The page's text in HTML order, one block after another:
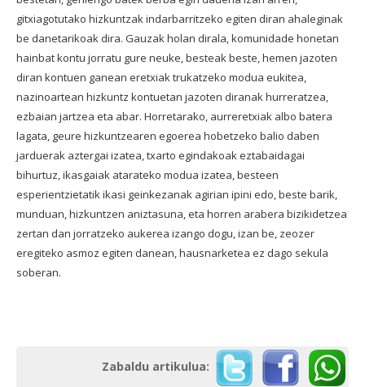
BEREZIAK
ARGAZKIAK
... AUKERA GEHIAGO
gitxiagotutako hizkuntzak indarbarritzeko egiten diran ahaleginak
be danetarikoak dira. Gauzak holan dirala, komunidade honetan
hainbat kontu jorratu gure neuke, besteak beste, hemen jazoten
diran kontuen ganean eretxiak trukatzeko modua eukitea,
nazinoartean hizkuntz kontuetan jazoten diranak hurreratzea,
ezbaian jartzea eta abar. Horretarako, aurreretxiak albo batera
lagata, geure hizkuntzearen egoerea hobetzeko balio daben
jarduerak aztergai izatea, txarto egindakoak eztabaidagai
bihurtuz, ikasgaiak atarateko modua izatea, besteen
esperientzietatik ikasi geinkezanak agirian ipini edo, beste barik,
munduan, hizkuntzen aniztasuna, eta horren arabera bizikidetzea
zertan dan jorratzeko aukerea izango dogu, izan be, zeozer
eregiteko asmoz egiten danean, hausnarketea ez dago sekula
soberan.
Zabaldu artikulua: